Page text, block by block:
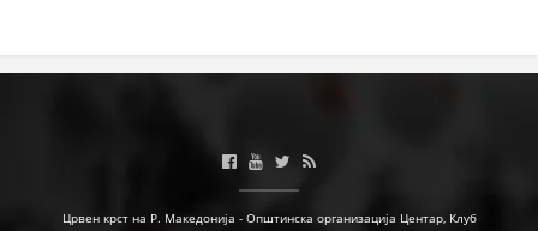
Црвен крст на Р. Македонија - Општинска организација Центар, Клуб